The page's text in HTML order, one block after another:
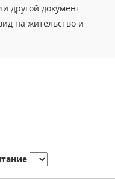
другой документ
на жительство и